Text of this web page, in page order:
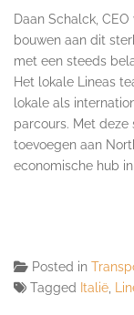
Daan Schalck,
bouwen aan dit
met een steeds
Het lokale Lineas
lokale als
parcours. Met
toevoegen aan
economische hub in
Posted in
Tagged Italië